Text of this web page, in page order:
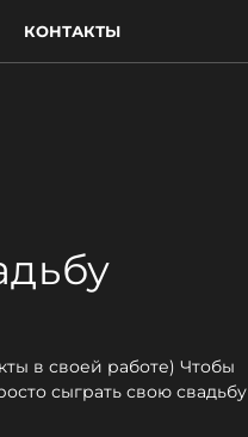
КОНТАКТЫ
в своей работе) Чтобы
сыграть свою свадьбу